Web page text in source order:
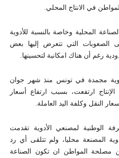
في الانتاج المحلي.
المحلية وخاصة بالنسبة للأدوية
الصعوبات التي تتعرض إليها بعض
رغم أن هناك امكانية لتحسينها.
مجمدة في تونس منذ شهر جوان
الإنتاج ارتفعت، بسبب ارتفاع أسعار
النقل وكلفة اليد العاملة.
الوطنية لمصنعي الأدوية تقدمت
المصنعة محليا، ولم تتلقى أي رد
مصلحة المواطن ان تكون الصناعة